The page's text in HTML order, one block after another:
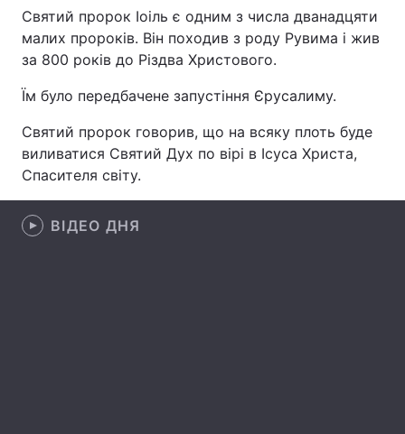
Святий пророк Іоіль є одним з числа дванадцяти
малих пророків. Він походив з роду Рувима і жив
за 800 років до Різдва Христового.
Їм було передбачене запустіння Єрусалиму.
Святий пророк говорив, що на всяку плоть буде
виливатися Святий Дух по вірі в Ісуса Христа,
Спасителя світу.
ВІДЕО ДНЯ